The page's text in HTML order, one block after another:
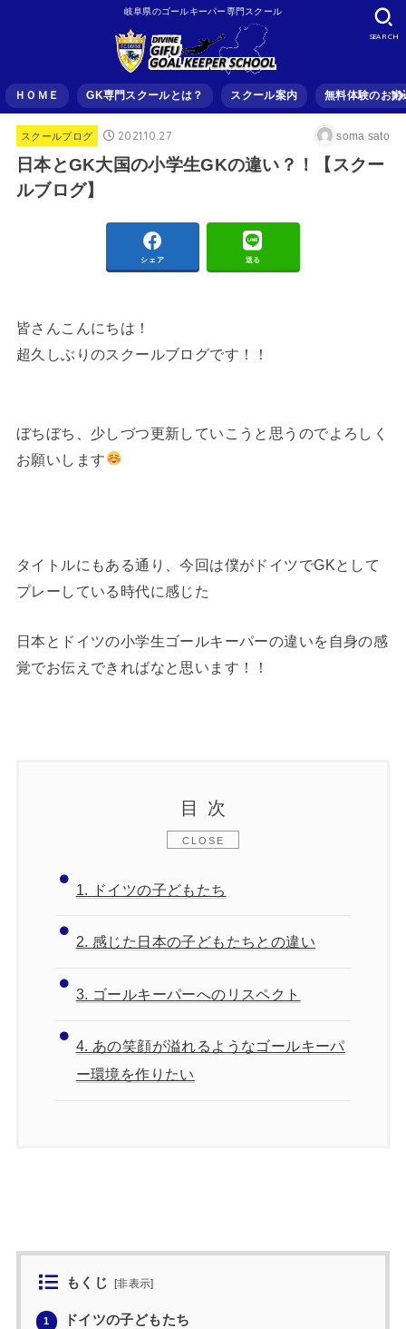
岐阜県のゴールキーパー専門スクール
ＨＯＭＥ GK専門スクールとは？ スクール案内 無料体験のお申
SEARCH
スクールブログ 2021.10.27 soma sato
日本とGK大国の小学生GKの違い？！【スクー
ルブログ】
シェア 送る
皆さんこんにちは！
超久しぶりのスクールブログです！！
ぼちぼち、少しづつ更新していこうと思うのでよろしく
お願いします
タイトルにもある通り、今回は僕がドイツでGKとして
プレーしている時代に感じた
日本とドイツの小学生ゴールキーパーの違いを自身の感
覚でお伝えできればなと思います！！
目次
1. ドイツの子どもたち
2. 感じた日本の子どもたちとの違い
3. ゴールキーパーへのリスペクト
4. あの笑顔が溢れるようなゴールキーパ
ー環境を作りたい
もくじ [非表示]
1 ドイツの子どもたち